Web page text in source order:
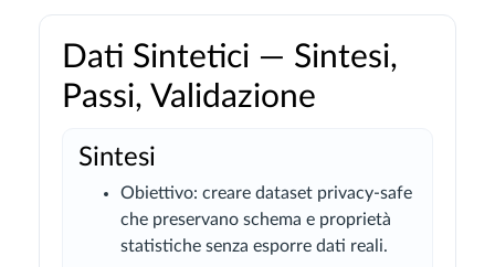
Dati Sintetici — Sintesi,
Passi, Validazione
Sintesi
Obiettivo: creare dataset privacy-safe
che preservano schema e proprietà
statistiche senza esporre dati reali.